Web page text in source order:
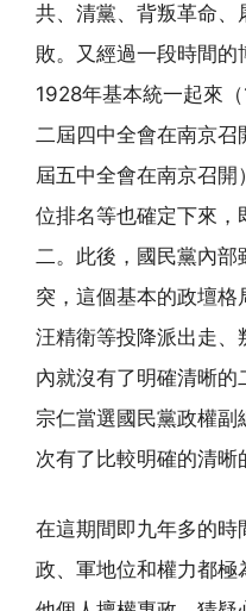
共、清黨、背叛革命、
敗。又經過一段時間
1928年基本統一起來
二屆四中全會在南京
屆五中全會在南京召
位排名等也確定下來
二。此後，國民黨內
突，這個基本的政壇格
汪精衛等投降派出走、
內就沒有了明確清晰
宗仁當選國民黨政權
次有了比較明確的清晰
在這期間即九年多的時
政、軍地位和權力都